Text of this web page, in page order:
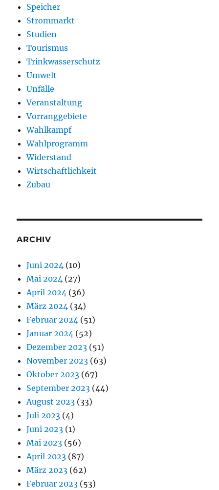
Speicher
Strommarkt
Studien
Tourismus
Trinkwasserschutz
Umwelt
Unfälle
Veranstaltung
Vorranggebiete
Wahlkampf
Wahlprogramm
Widerstand
Wirtschaftlichkeit
Zubau
ARCHIV
Juni 2024 (10)
Mai 2024 (27)
April 2024 (36)
März 2024 (34)
Februar 2024 (51)
Januar 2024 (52)
Dezember 2023 (51)
November 2023 (63)
Oktober 2023 (67)
September 2023 (44)
August 2023 (33)
Juli 2023 (4)
Juni 2023 (1)
Mai 2023 (56)
April 2023 (87)
März 2023 (62)
Februar 2023 (53)